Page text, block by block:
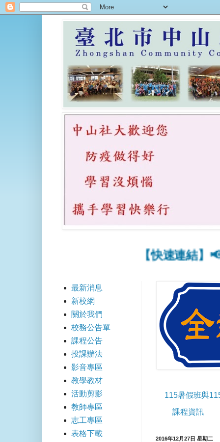
【快速連結】📢115
115暑假班與
課程資訊
2016年12月27日 星期二
最新消息
新校網
關於我們
校務公告單
課程公告
投課辦法
影音專區
教學教材
活動剪影
教師專區
志工專區
表格下載